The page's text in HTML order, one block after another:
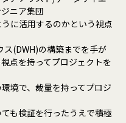
ニア集団
に活用するのかという視点
(DWH)の構築までを手が
点を持ってプロジェクトを
境で、裁量を持ってプロジ
も検証を行ったうえで積極